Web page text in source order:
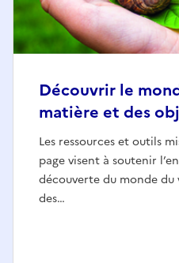
Découvrir le
matière et des
Les ressources et outils
page visent à soutenir
découverte du monde
des…